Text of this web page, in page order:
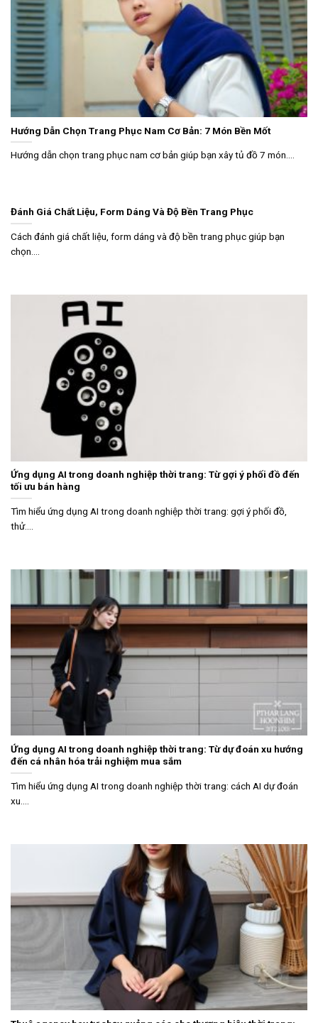
Hướng Dẫn Chọn Trang Phục Nam Cơ Bản: 7 Món Bền Mốt
Hướng dẫn chọn trang phục nam cơ bản giúp bạn xây tủ đồ 7 món....
Đánh Giá Chất Liệu, Form Dáng Và Độ Bền Trang Phục
Cách đánh giá chất liệu, form dáng và độ bền trang phục giúp bạn
chọn....
Ứng dụng AI trong doanh nghiệp thời trang: Từ gợi ý phối đồ đến
tối ưu bán hàng
Tìm hiểu ứng dụng AI trong doanh nghiệp thời trang: gợi ý phối đồ,
thử....
Ứng dụng AI trong doanh nghiệp thời trang: Từ dự đoán xu hướng
đến cá nhân hóa trải nghiệm mua sắm
Tìm hiểu ứng dụng AI trong doanh nghiệp thời trang: cách AI dự đoán
xu....